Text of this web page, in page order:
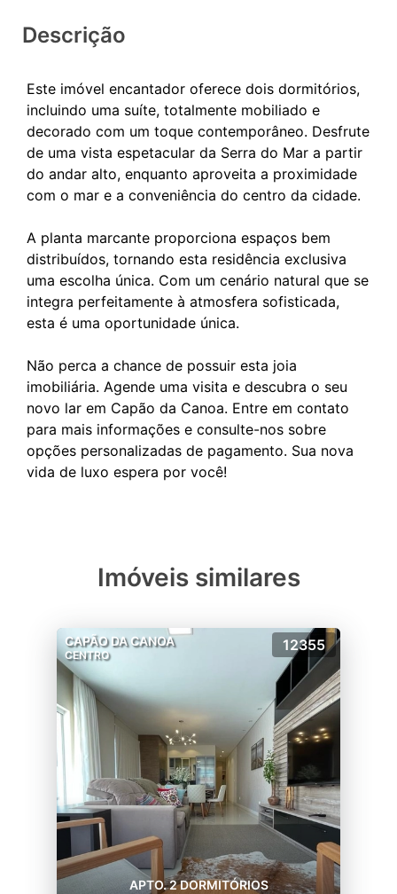
Descrição
Este imóvel encantador oferece dois dormitórios,
incluindo uma suíte, totalmente mobiliado e
decorado com um toque contemporâneo. Desfrute
de uma vista espetacular da Serra do Mar a partir
do andar alto, enquanto aproveita a proximidade
com o mar e a conveniência do centro da cidade.
A planta marcante proporciona espaços bem
distribuídos, tornando esta residência exclusiva
uma escolha única. Com um cenário natural que se
integra perfeitamente à atmosfera sofisticada,
esta é uma oportunidade única.
Não perca a chance de possuir esta joia
imobiliária. Agende uma visita e descubra o seu
novo lar em Capão da Canoa. Entre em contato
para mais informações e consulte-nos sobre
opções personalizadas de pagamento. Sua nova
Imóveis similares
CAPÃO DA CANOA
CENTRO
12355
APTO. 2 DORMITÓRIOS